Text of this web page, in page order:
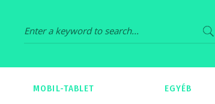
MOBIL-TABLET EGYÉB